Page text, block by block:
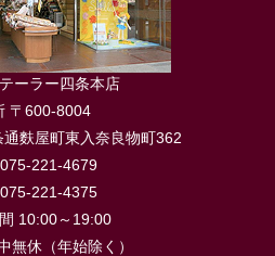
ーラー四条本店
〒600-8004
麩屋町東入奈良物町362
221-4679
221-4375
10:00～19:00
無休（年始除く）